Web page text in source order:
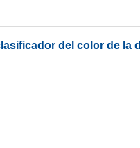
del color de la